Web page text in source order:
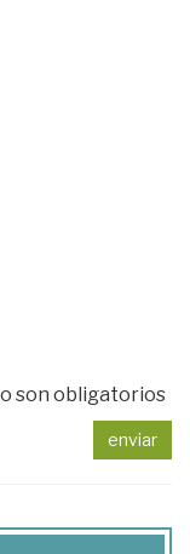
son obligatorios
enviar